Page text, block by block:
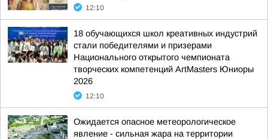
12:10
18 обучающихся школ креативных индустрий
стали победителями и призерами
Национального открытого чемпионата
творческих компетенций ArtMasters Юниоры
2026
12:10
Ожидается опасное метеорологическое
явление - сильная жара на территории